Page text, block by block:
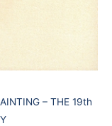
– THE 19th